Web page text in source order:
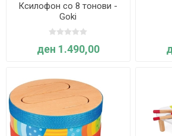
Ксилофон со 8 тонови -
Goki
ден 1.490,00